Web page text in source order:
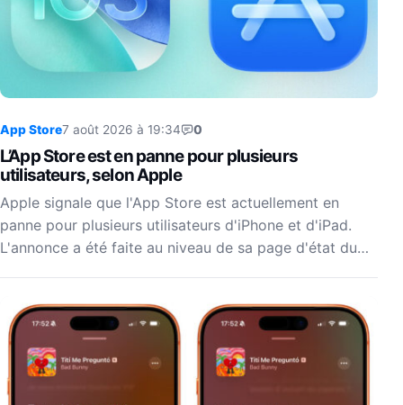
App Store7 août 2026 à 19:34 0
L’App Store est en panne pour plusieurs
utilisateurs, selon Apple
Apple signale que l'App Store est actuellement en
panne pour plusieurs utilisateurs d'iPhone et d'iPad.
L'annonce a été faite au niveau de sa page d'état du…